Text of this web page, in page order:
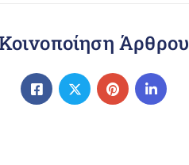
Άρθρου